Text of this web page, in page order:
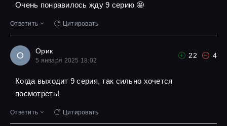
Очень понравилось жду 9 серию 🤩
Ответить Цитировать
О Орик
5 января 2025 18:02
22 4
Когда выходит 9 серия, так сильно хочется
посмотреть!
Ответить Цитировать